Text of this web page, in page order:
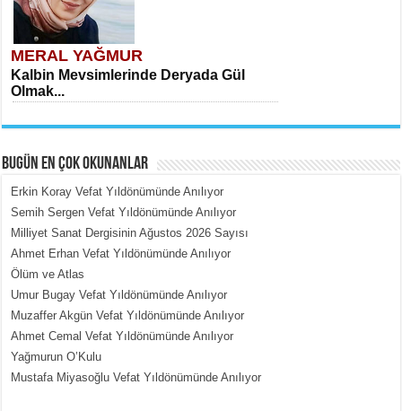
MERAL YAĞMUR
Kalbin Mevsimlerinde Deryada Gül
Olmak...
MEHMET ÇOBAN
İçerdeki Put Dışardaki Maskeler...
BUGÜN EN ÇOK OKUNANLAR
Erkin Koray Vefat Yıldönümünde Anılıyor
Semih Sergen Vefat Yıldönümünde Anılıyor
Milliyet Sanat Dergisinin Ağustos 2026 Sayısı
Ahmet Erhan Vefat Yıldönümünde Anılıyor
Ölüm ve Atlas
Umur Bugay Vefat Yıldönümünde Anılıyor
Muzaffer Akgün Vefat Yıldönümünde Anılıyor
Ahmet Cemal Vefat Yıldönümünde Anılıyor
Yağmurun O’Kulu
Mustafa Miyasoğlu Vefat Yıldönümünde Anılıyor